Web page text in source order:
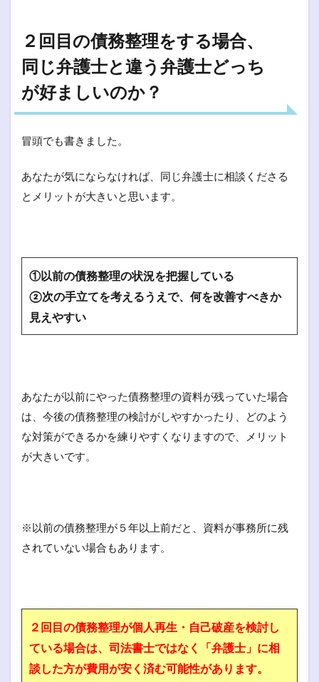
２回目の債務整理をする場合、
同じ弁護士と違う弁護士どっち
が好ましいのか？
冒頭でも書きました。
あなたが気にならなければ、同じ弁護士に相談くださる
とメリットが大きいと思います。
①以前の債務整理の状況を把握している
②次の手立てを考えるうえで、何を改善すべきか
見えやすい
あなたが以前にやった債務整理の資料が残っていた場合
は、今後の債務整理の検討がしやすかったり、どのよう
な対策ができるかを練りやすくなりますので、メリット
が大きいです。
※以前の債務整理が５年以上前だと、資料が事務所に残
されていない場合もあります。
２回目の債務整理が個人再生・自己破産を検討し
ている場合は、司法書士ではなく「弁護士」に相
談した方が費用が安く済む可能性があります。